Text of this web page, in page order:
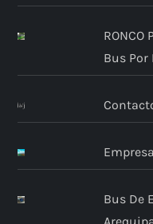
RONCO
Bus Por
Bus De